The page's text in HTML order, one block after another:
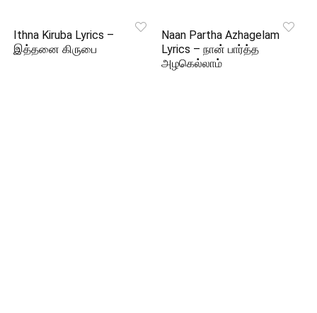
Ithna Kiruba Lyrics –
இத்தனை கிருபை
Naan Partha Azhagelam
Lyrics – நான் பார்த்த
அழகெல்லாம்